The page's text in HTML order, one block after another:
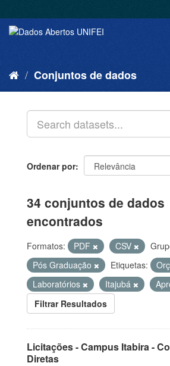
Conjuntos de dados
Ordenar por
34 conjuntos de dados
encontrados
Formatos: PDF CSV
Pós Graduação
Etiquetas:
Laboratórios
Itajubá
Filtrar Resultados
Licitações - Campus Itabira -
Diretas